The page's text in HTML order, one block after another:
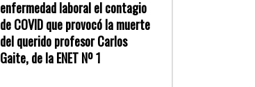
enfermedad laboral el contagio
de COVID que provocó la muerte
del querido profesor Carlos
Gaite, de la ENET Nº 1